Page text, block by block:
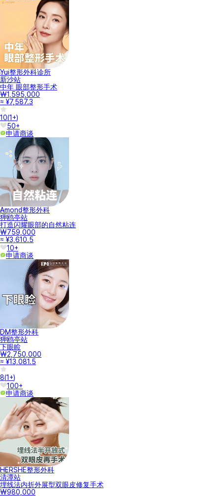
Yui整形外科诊所
新沙站
中年 眼部整形手术
₩1,595,000
≈ ¥7,587.3
10(1+)
50+
申请商谈
Amond整形外科
狎鸥亭站
打造闪耀眼部的自然粘连
₩759,000
≈ ¥3,610.5
10+
申请商谈
DM整形外科
狎鸥亭站
下眼睑
₩2,750,000
≈ ¥13,081.5
8(1+)
100+
申请商谈
HERSHE整形外科
清潭站
埋线法内折外展型双眼皮修复手术
₩980,000